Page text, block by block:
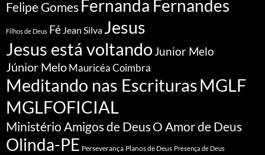
Felipe Gomes Fernanda Fernandes
Filhos de Deus Fé Jean Silva Jesus
Jesus está voltando Junior Melo
Júnior Melo Mauricéa Coimbra
Meditando nas EscriturasMGLF
MGLFOFICIAL
Ministério Amigos de DeusO Amor de Deus
Olinda-PE Perseverança Planos de Deus Presença de Deus